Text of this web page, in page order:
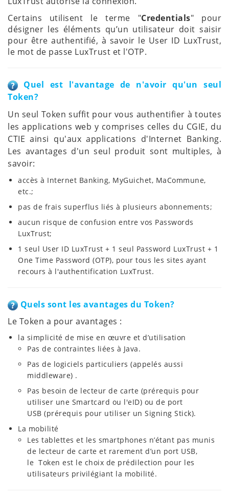
Certains utilisent le terme "Credentials" pour
désigner les éléments qu’un utilisateur doit saisir
pour être authentifié, à savoir le User ID LuxTrust,
le mot de passe LuxTrust et l'OTP.
Quel est l'avantage de n'avoir qu'un seul
Token?
Un seul Token suffit pour vous authentifier à toutes
les applications web y comprises celles du CGIE, du
CTIE ainsi qu'aux applications d'Internet Banking.
Les avantages d'un seul produit sont multiples, à
savoir:
accès à Internet Banking, MyGuichet, MaCommune,
etc.;
pas de frais superflus liés à plusieurs abonnements;
aucun risque de confusion entre vos Passwords
LuxTrust;
1 seul User ID LuxTrust + 1 seul Password LuxTrust + 1
One Time Password (OTP), pour tous les sites ayant
recours à l'authentification LuxTrust.
Quels sont les avantages du Token?
Le Token a pour avantages :
la simplicité de mise en œuvre et d’utilisation
Pas de contraintes liées à Java.
Pas de logiciels particuliers (appelés aussi
middleware) .
Pas besoin de lecteur de carte (prérequis pour
utiliser une Smartcard ou l'eID) ou de port
USB (prérequis pour utiliser un Signing Stick).
La mobilité
Les tablettes et les smartphones n’étant pas munis
de lecteur de carte et rarement d’un port USB,
le Token est le choix de prédilection pour les
utilisateurs privilégiant la mobilité.